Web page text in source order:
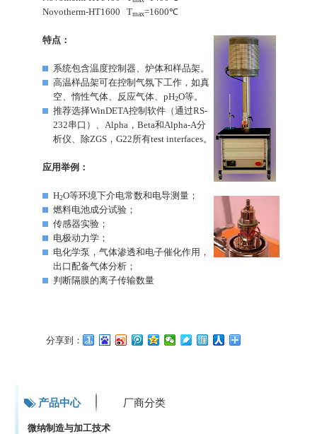
Novotherm-HT1600 Tmax=1600℃
特点：
系统包含温度控制器、炉体和样品架。
高温样品架可在控制气氛下工作，如真
空、惰性气体、反应气体、pH2O等。
推荐选择WinDETA控制软件（通过RS-
232串口）、Alpha，Beta和Alpha-A分
析仪、除ZGS，G22所有test interfaces。
应用举例：
H2O等环境下介电常数和电导测量；
燃料电池成分试验；
传感器实验；
电极动力学；
电化学泵，气体渗透和电子催化作用，
出口配备气体分析；
判断隔膜的离子传输数量
分享到：
产品中心 厂商分类
微纳制造与加工技术